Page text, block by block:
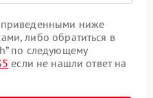
приведенными ниже
либо обратиться в
по следующему
если не нашли ответ на